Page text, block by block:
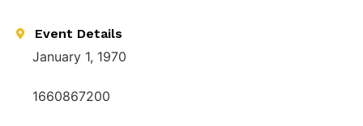
Event Details
January 1, 1970
1660867200